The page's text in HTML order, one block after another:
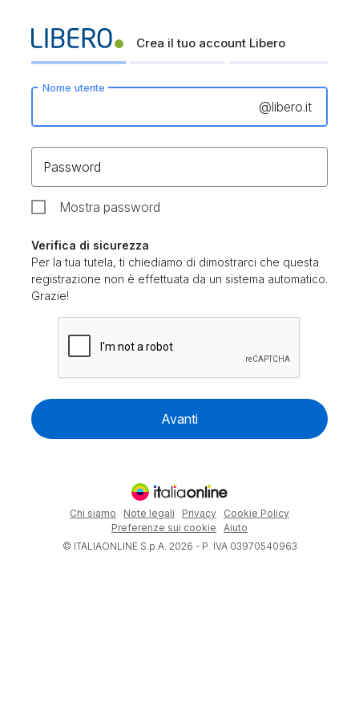
Crea il tuo account Libero
Nome utente
@libero.it
Password
Mostra password
Verifica di sicurezza
Per la tua tutela, ti chiediamo di dimostrarci che questa
registrazione non è effettuata da un sistema automatico.
Grazie!
Avanti
Chi siamo Note legali Privacy
Cookie Policy
Preferenze sui cookie
Aiuto
© ITALIAONLINE S.p.A. 2026 - P. IVA 03970540963